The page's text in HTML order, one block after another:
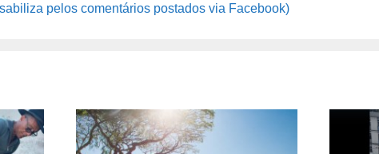
pelos comentários postados via Facebook)